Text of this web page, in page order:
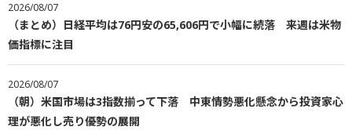
2026/08/07
（まとめ）日経平均は76円安の65,606円で小幅に続落 来週は米物
価指標に注目
2026/08/07
（朝）米国市場は3指数揃って下落 中東情勢悪化懸念から投資家心
理が悪化し売り優勢の展開